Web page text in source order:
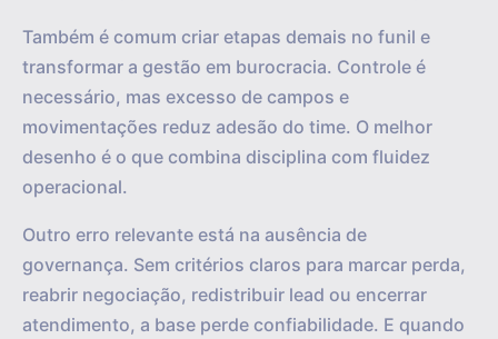
Também é comum criar etapas demais no funil e
transformar a gestão em burocracia. Controle é
necessário, mas excesso de campos e
movimentações reduz adesão do time. O melhor
desenho é o que combina disciplina com fluidez
operacional.
Outro erro relevante está na ausência de
governança. Sem critérios claros para marcar perda,
reabrir negociação, redistribuir lead ou encerrar
atendimento, a base perde confiabilidade. E quando